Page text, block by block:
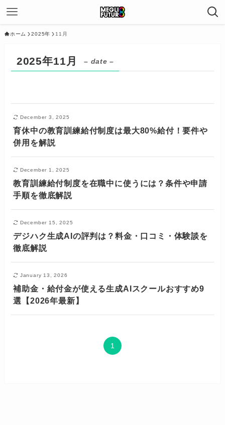
ホーム 2025年 11月
2025年11月 – date –
December 3, 2025
育休中の教育訓練給付制度は最大80%給付！要件や
併用を解説
December 1, 2025
教育訓練給付制度を在職中に使うには？条件や申請
手順を徹底解説
December 15, 2025
デジハク生成AIの評判は？料金・口コミ・体験談を
徹底解説
January 13, 2026
補助金・給付金が使える生成AIスクールおすすめ9
選【2026年最新】
1